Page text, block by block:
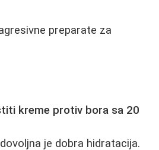
preparate za
kreme protiv bora sa 20
je dobra hidratacija.